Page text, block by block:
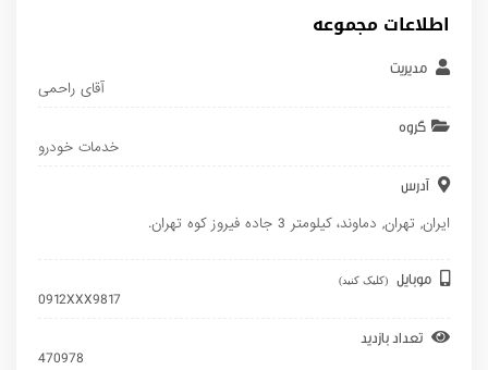
اطلاعات مجموعه
مدیریت
آقای راحمی
گروه
خدمات خودرو
آدرس
ایران, تهران, دماوند، کیلومتر 3 جاده فیروز کوه تهران.
موبایل (کلیک کنید)
0912XXX9817
تعداد بازدید
470978